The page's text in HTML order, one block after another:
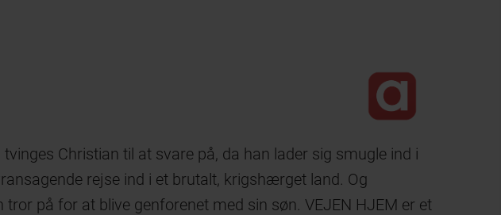
Christian til at svare på, da han lader sig smugle ind i
rejse ind i et brutalt, krigshærget land. Og
på for at blive genforenet med sin søn. VEJEN HJEM er et